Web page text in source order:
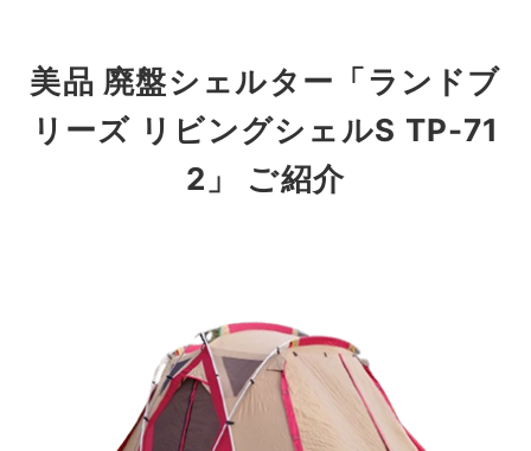
美品 廃盤シェルター「ランドブ
リーズ リビングシェルS TP-71
2」 ご紹介